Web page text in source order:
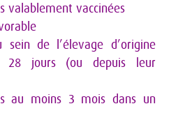
valablement vaccinées
sein de l’élevage d’origine
28 jours (ou depuis leur
au moins 3 mois dans un